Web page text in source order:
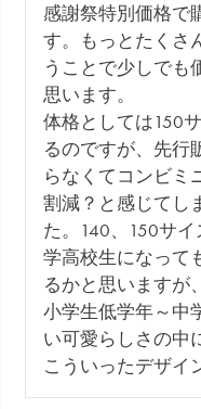
感謝祭特別価格で
す。もっとたくさ
うことで少しでも
思います。
体格としては150
るのですが、先行
らなくてコンビミ
割減？と感じてし
た。140、150サ
学高校生になって
るかと思いますが
小学生低学年～中
い可愛らしさの中
こういったデザイ